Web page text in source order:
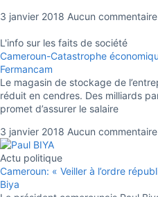
3 janvier 2018 Aucun commentaire
L'info sur les faits de société
Cameroun-Catastrophe
Fermancam
Le magasin de stockage de
réduit en cendres. Des milliards
promet d’assurer le salaire
3 janvier 2018 Aucun commentaire
Actu politique
Cameroun: « Veiller à l’ordre
Biya